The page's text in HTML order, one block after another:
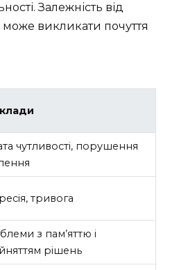
Залежність від
викликати почуття
чутливості, порушення
тривога
з пам’яттю і
рішень